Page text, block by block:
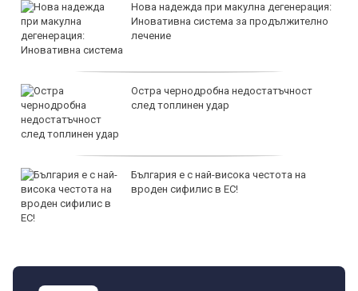
Нова надежда при макулна дегенерация:
Иновативна система за продължително
лечение
Остра чернодробна недостатъчност
след топлинен удар
България е с най-висока честота на
вроден сифилис в ЕС!